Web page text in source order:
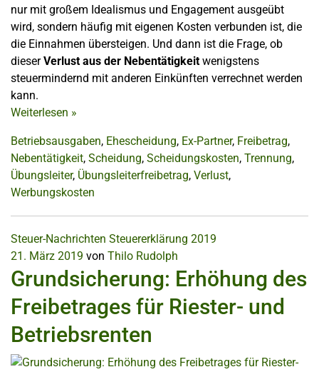
nur mit großem Idealismus und Engagement ausgeübt
wird, sondern häufig mit eigenen Kosten verbunden ist, die
die Einnahmen übersteigen. Und dann ist die Frage, ob
dieserVerlust aus der Nebentätigkeitwenigstens
steuermindernd mit anderen Einkünften verrechnet werden
kann.
Weiterlesen »
Betriebsausgaben, Ehescheidung, Ex-Partner, Freibetrag,
Nebentätigkeit, Scheidung, Scheidungskosten, Trennung,
Übungsleiter, Übungsleiterfreibetrag, Verlust,
Werbungskosten
Steuer-Nachrichten Steuererklärung 2019
21. März 2019 von Thilo Rudolph
Grundsicherung: Erhöhung des
Freibetrages für Riester- und
Betriebsrenten